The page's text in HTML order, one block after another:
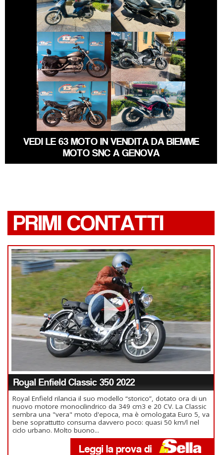
PIAGGIO LIBERTY SYM ADX-300
HARLEY-
DAVIDSON
SPORTSTER
€ 7.990 €
HONDA NC-X
€ 6.490 €
YAMAHA FZ6
€ 3.290 €
HONDA HORNET
€ 5.990 €
VEDI LE 63 MOTO IN VENDITA DA BIEMME
MOTO SNC A GENOVA
PRIMI CONTATTI
Royal Enfield Classic 350 2022
Royal Enfield rilancia il suo modello “storico”, dotato ora di un
nuovo motore monocilindrico da 349 cm3 e 20 CV. La Classic
sembra una "vera" moto d'epoca, ma è omologata Euro 5, va
bene soprattutto consuma davvero poco: quasi 50 km/l nel
ciclo urbano. Molto buono...